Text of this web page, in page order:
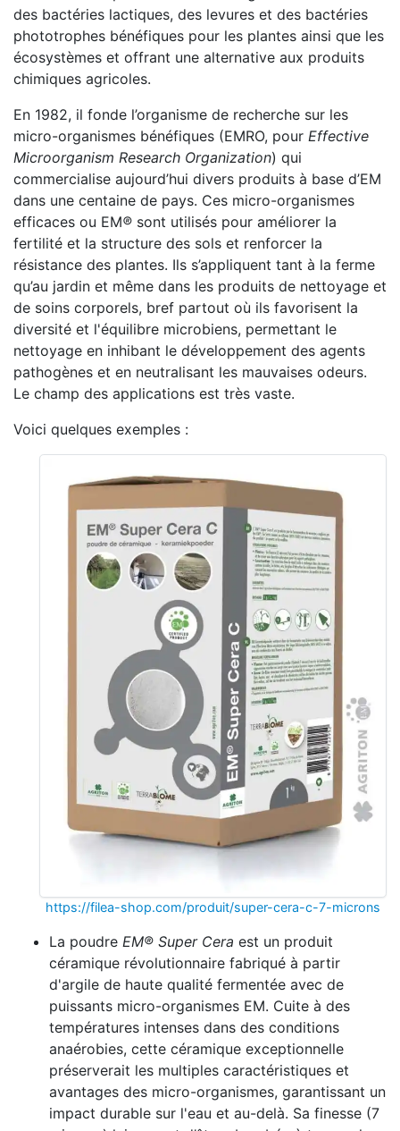
des bactéries lactiques, des levures et des bactéries
phototrophes bénéfiques pour les plantes ainsi que les
écosystèmes et offrant une alternative aux produits
chimiques agricoles.
En 1982, il fonde l’organisme de recherche sur les
micro-organismes bénéfiques (EMRO, pour Effective
Microorganism Research Organization) qui
commercialise aujourd’hui divers produits à base d’EM
dans une centaine de pays. Ces micro-organismes
efficaces ou EM® sont utilisés pour améliorer la
fertilité et la structure des sols et renforcer la
résistance des plantes. Ils s’appliquent tant à la ferme
qu’au jardin et même dans les produits de nettoyage et
de soins corporels, bref partout où ils favorisent la
diversité et l'équilibre microbiens, permettant le
nettoyage en inhibant le développement des agents
pathogènes et en neutralisant les mauvaises odeurs.
Le champ des applications est très vaste.
Voici quelques exemples :
https://filea-shop.com/produit/super-cera-c-7-microns
La poudre EM® Super Cera est un produit
céramique révolutionnaire fabriqué à partir
d'argile de haute qualité fermentée avec de
puissants micro-organismes EM. Cuite à des
températures intenses dans des conditions
anaérobies, cette céramique exceptionnelle
préserverait les multiples caractéristiques et
avantages des micro-organismes, garantissant un
impact durable sur l'eau et au-delà. Sa finesse (7